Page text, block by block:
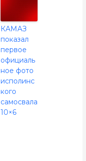
КАМАЗ
показал
первое
официаль
ное фото
исполинс
кого
самосвала
10×6